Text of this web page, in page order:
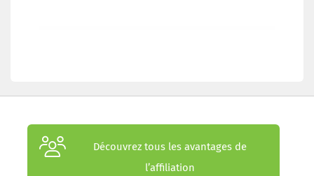
Découvrez tous les avantages de
l’affiliation